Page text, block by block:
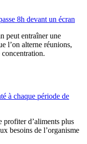
8h devant un écran
peut entraîner une
l’on alterne réunions,
concentration.
à chaque période de
profiter d’aliments plus
besoins de l’organisme